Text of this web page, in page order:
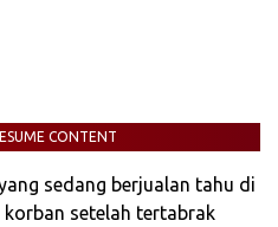
CONTENT
sedang berjualan tahu di
setelah tertabrak